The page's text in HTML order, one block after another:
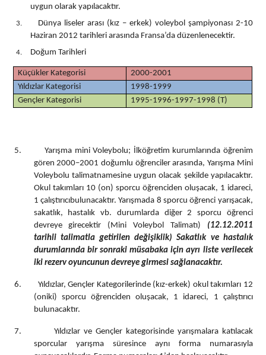
uygun olarak yapılacaktır.
3.
Dünya liseler arası (kız – erkek) voleybol şampiyonası 2-10
Haziran 2012 tarihleri arasında Fransa’da düzenlenecektir.
4. Doğum Tarihleri
Küçükler Kategorisi
2000-2001
Yıldızlar Kategorisi
1998-1999
Gençler Kategorisi
1995-1996-1997-1998 (T)
5. Yarışma mini Voleybolu; İlköğretim kurumlarında öğrenim
gören2000–2001 doğumlu öğrenciler arasında, Yarışma Mini
Voleybolu talimatnamesine uygun olacak şekilde yapılacaktır.
Okul takımları 10 (on) sporcu öğrenciden oluşacak, 1 idareci,
1 çalıştırıcıbulunacaktır. Yarışmada 8 sporcu öğrenci yarışacak,
sakatlık, hastalık vb. durumlarda diğer 2 sporcu öğrenci
devreye girecektir (Mini Voleybol Talimatı) (12.12.2011
tarihli talimatla getirilen değişiklik)Sakatlık ve hastalık
durumlarında bir sonraki müsabaka için ayrı liste verilecek
iki rezerv oyuncunun devreye girmesi sağlanacaktır.
6.
Yıldızlar, Gençler Kategorilerinde (kız-erkek) okul takımları 12
(oniki) sporcu öğrenciden oluşacak, 1 idareci, 1 çalıştırıcı
bulunacaktır.
7.
Yıldızlar ve Gençler kategorisinde yarışmalara katılacak
sporcular yarışma süresince aynı forma numarasıyla